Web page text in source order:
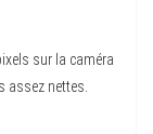
sur la caméra
assez nettes.